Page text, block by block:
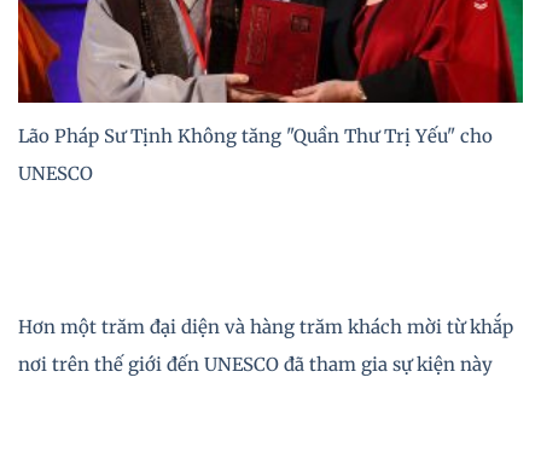
Lão Pháp Sư Tịnh Không tăng "Quần Thư Trị Yếu" cho
UNESCO
Hơn một trăm đại diện và hàng trăm khách mời từ khắp
nơi trên thế giới đến UNESCO đã tham gia sự kiện này